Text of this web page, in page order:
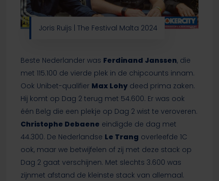
Joris Ruijs | The Festival Malta 2024
Beste Nederlander was Ferdinand Janssen, die
met 115.100 de vierde plek in de chipcounts innam.
Ook Unibet-qualifier Max Lohydeed prima zaken.
Hij komt op Dag 2 terug met 54.600. Er was ook
één Belg die een plekje op Dag 2 wist te veroveren.
Christophe Debaene eindigde de dag met
44.300. De Nederlandse Le Trang overleefde 1C
ook, maar we betwijfelen of zij met deze stack op
Dag 2 gaat verschijnen. Met slechts 3.600 was
zijnmet afstand de kleinste stack van allemaal.